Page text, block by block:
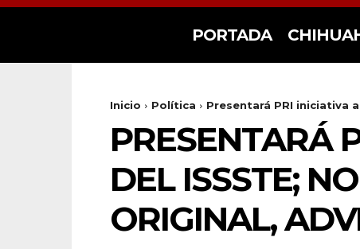
PORTADA
Inicio Política Presentará PRI iniciativa
PRESENTARÁ
DEL ISSSTE;
ORIGINAL,